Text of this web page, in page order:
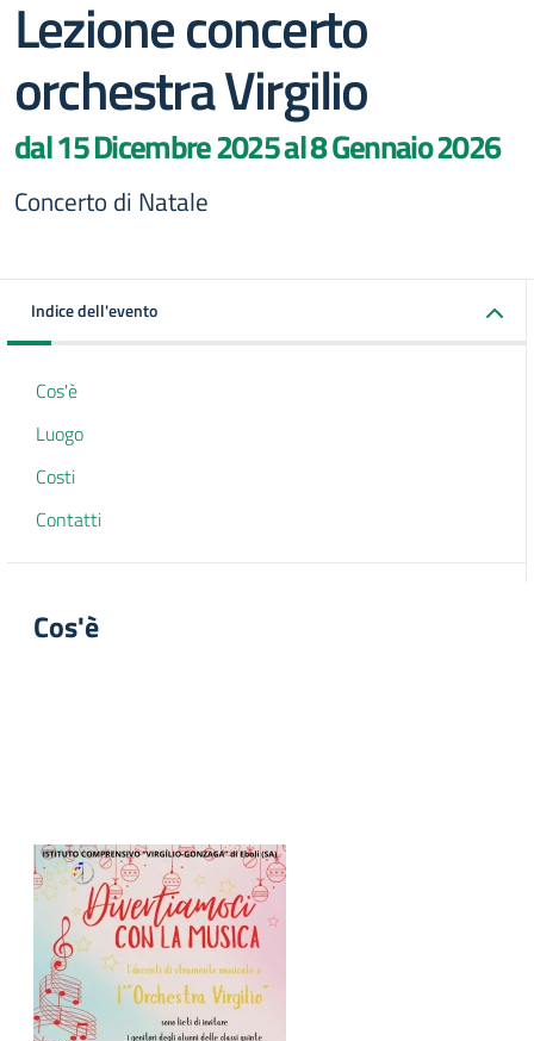
Lezione concerto
orchestra Virgilio
dal 15 Dicembre 2025 al 8 Gennaio 2026
Concerto di Natale
Indice dell'evento
Cos'è
Luogo
Costi
Contatti
Cos'è